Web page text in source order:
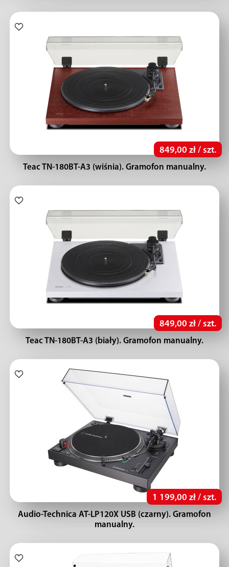
849,00 zł / szt.
Teac TN-180BT-A3 (wiśnia). Gramofon manualny.
849,00 zł / szt.
Teac TN-180BT-A3 (biały). Gramofon manualny.
1 199,00 zł / szt.
Audio-Technica AT-LP120X USB (czarny). Gramofon
manualny.